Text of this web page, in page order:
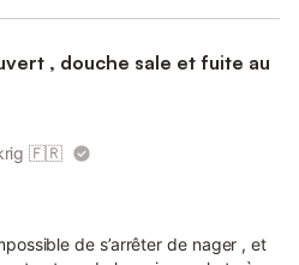
, douche sale et fuite au
🇫🇷
de s’arrêter de nager , et